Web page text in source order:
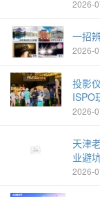
2026-
一招
2026-
投影
ISPO
2026-
天津
业避
2026-